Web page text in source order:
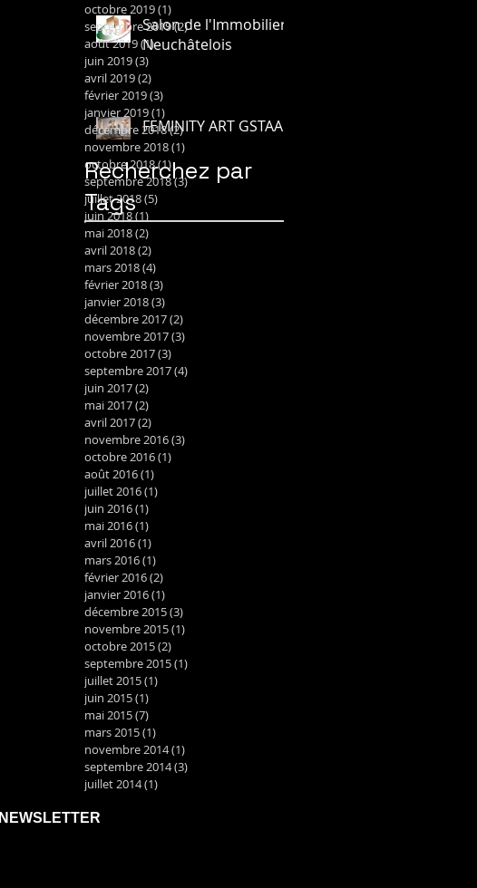
Salon de l'Immobilier
Neuchâtelois
FEMINITY ART GSTAAD
AiirohAlpsAmazon
Art; Montreux
GenèveGstaad
NeuchatelPop Art
SwitzerlandVerbier
barnebysbrand
exhibitionexpofruits
graffitigryonlotprive
Recherchez par
Tags
octobre 2019(1)
septembre 2019(2)2 posts
août 2019(1)1 post
juin 2019(3)
avril 2019(2)
février 2019(3)
janvier 2019(1)
décembre 2018(2)2 posts
novembre 2018(1)
octobre 2018(1)1 post
septembre 2018(3)3 posts
juillet 2018(5)
juin 2018(1)
mai 2018(2)
avril 2018(2)
mars 2018(4)
février 2018(3)
janvier 2018(3)
décembre 2017(2)
novembre 2017(3)
octobre 2017(3)
septembre 2017(4)
juin 2017(2)
mai 2017(2)
avril 2017(2)
novembre 2016(3)
octobre 2016(1)
août 2016(1)
juillet 2016(1)
juin 2016(1)
mai 2016(1)
avril 2016(1)
mars 2016(1)
février 2016(2)
janvier 2016(1)
décembre 2015(3)
novembre 2015(1)
octobre 2015(2)
septembre 2015(1)
juillet 2015(1)
juin 2015(1)
mai 2015(7)
mars 2015(1)
novembre 2014(1)
septembre 2014(3)
juillet 2014(1)
NEWSLETTER